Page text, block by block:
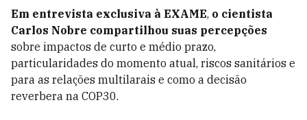
Em entrevista exclusiva à EXAME, o cientista
Carlos Nobre compartilhou suas percepções
sobre impactos de curto e médio prazo,
particularidades do momento atual, riscos sanitários e
para as relações multilarais e como a decisão
reverbera na COP30.